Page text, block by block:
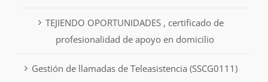
TEJIENDO OPORTUNIDADES , certificado de
profesionalidad de apoyo en domicilio
Gestión de llamadas de Teleasistencia (SSCG0111)